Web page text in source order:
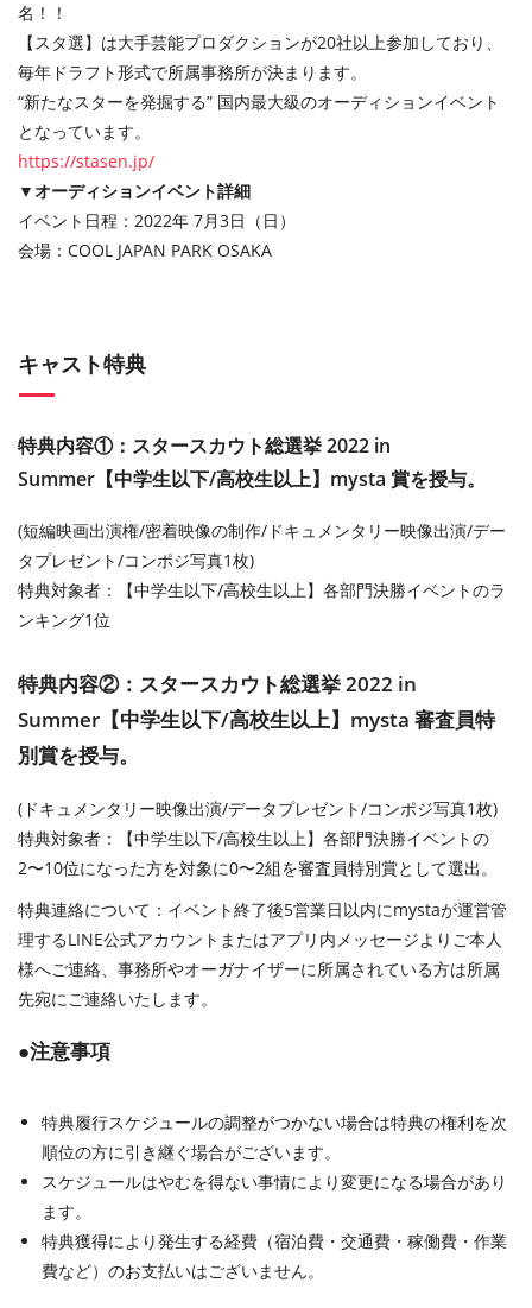
名！！
【スタ選】は大手芸能プロダクションが20社以上参加しており、
毎年ドラフト形式で所属事務所が決まります。
“新たなスターを発掘する” 国内最大級のオーディションイベント
となっています。
https://stasen.jp/
▼オーディションイベント詳細
イベント日程：2022年 7月3日（日）
会場：COOL JAPAN PARK OSAKA
キャスト特典
特典内容①：スタースカウト総選挙 2022 in
Summer【中学生以下/高校生以上】mysta 賞を授与。
(短編映画出演権/密着映像の制作/ドキュメンタリー映像出演/デー
タプレゼント/コンポジ写真1枚)
特典対象者：【中学生以下/高校生以上】各部門決勝イベントのラ
ンキング1位
特典内容②：スタースカウト総選挙 2022 in
Summer【中学生以下/高校生以上】mysta 審査員特
別賞を授与。
(ドキュメンタリー映像出演/データプレゼント/コンポジ写真1枚)
特典対象者：【中学生以下/高校生以上】各部門決勝イベントの
2〜10位になった方を対象に0〜2組を審査員特別賞として選出。
特典連絡について：イベント終了後5営業日以内にmystaが運営管
理するLINE公式アカウントまたはアプリ内メッセージよりご本人
様へご連絡、事務所やオーガナイザーに所属されている方は所属
先宛にご連絡いたします。
●注意事項
特典履行スケジュールの調整がつかない場合は特典の権利を次
順位の方に引き継ぐ場合がございます。
スケジュールはやむを得ない事情により変更になる場合があり
ます。
特典獲得により発生する経費（宿泊費・交通費・稼働費・作業
費など）のお支払いはございません。